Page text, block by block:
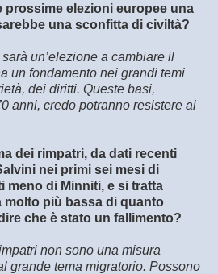
prossime elezioni europee una
una sconfitta di civiltà?
un’elezione a cambiare il
un fondamento nei grandi temi
dei diritti. Queste basi,
anni, credo potranno resistere ai
dei rimpatri, da dati recenti
nei primi sei mesi di
meno di Minniti, e si tratta
più bassa di quanto
che è stato un fallimento?
non sono una misura
grande tema migratorio. Possono